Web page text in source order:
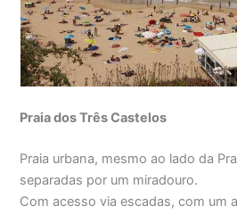
Praia dos Três Castelos
Praia urbana, mesmo ao lado da
separadas por um miradouro.
Com acesso via escadas, com um